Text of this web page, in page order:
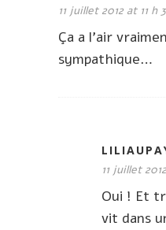
11 juillet 2012 at 11 h
Ça a l’air
sympathique…
11 juillet
Oui ! Et
vit dans